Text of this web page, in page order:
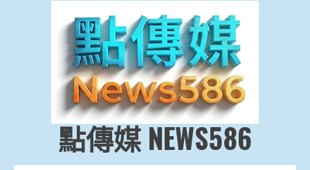
會
技
劇
點傳媒 NEWS586